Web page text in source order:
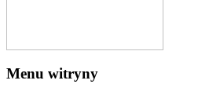
Menu witryny